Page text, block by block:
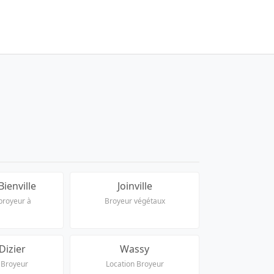
à
Joinville
Broyeur végétaux
Wassy
Location Broyeur